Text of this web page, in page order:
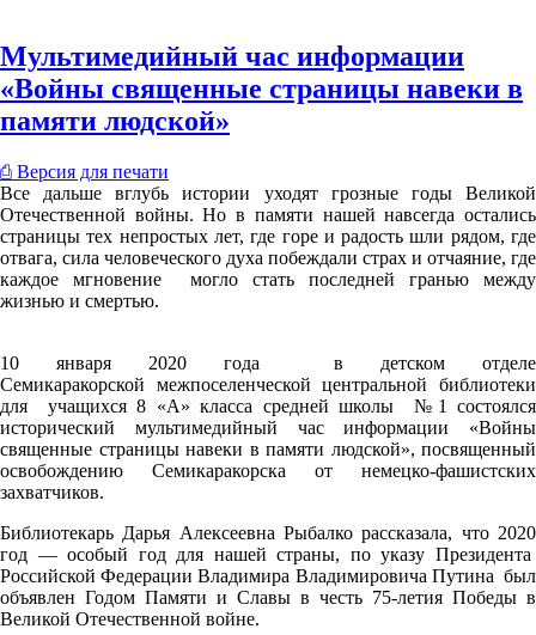
Мультимедийный час информации
«Войны священные страницы навеки в
памяти людской»
⎙ Версия для печати
Все дальше вглубь истории уходят грозные годы Великой
Отечественной войны. Но в памяти нашей навсегда остались
страницы тех непростых лет, где горе и радость шли рядом, где
отвага, сила человеческого духа побеждали страх и отчаяние, где
каждое мгновение могло стать последней гранью между
жизнью и смертью.
10 января 2020 года в детском отделе
Семикаракорской межпоселенческой центральной библиотеки
для учащихся 8 «А» класса средней школы №1 состоялся
исторический мультимедийный час информации «Войны
священные страницы навеки в памяти людской», посвященный
освобождению Семикаракорска от немецко-фашистских
захватчиков.
Библиотекарь Дарья Алексеевна Рыбалко рассказала, что 2020
год — особый год для нашей страны, по указу Президента
Российской Федерации Владимира Владимировича Путина был
объявлен Годом Памяти и Славы в честь 75-летия Победы в
Великой Отечественной войне.